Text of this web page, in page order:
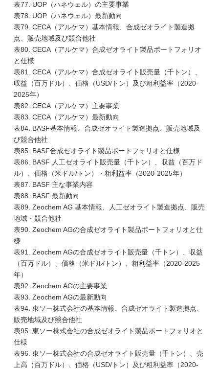
表77. UOP（ハネウェル）の主要事業
表78. UOP（ハネウェル）最新動向
表79. CECA（アルケマ）基本情報、合成ゼオライト製造拠
点、販売地域及び競合他社
表80. CECA（アルケマ）合成ゼオライト製品ポートフォリオ
と仕様
表81. CECA（アルケマ）合成ゼオライト販売量（千トン）、
収益（百万ドル）、価格（USD/トン）及び粗利益率（2020-
2025年）
表82. CECA（アルケマ）主要事業
表83. CECA（アルケマ）最新動向
表84. BASF基本情報、合成ゼオライト製造拠点、販売地域及
び競合他社
表85. BASF合成ゼオライト製品ポートフォリオと仕様
表86. BASF 人工ゼオライト販売量（千トン）、収益（百万ド
ル）、価格（米ドル/トン）・粗利益率（2020-2025年）
表87. BASF 主な事業内容
表88. BASF 最新動向
表89. Zeochem AG 基本情報、人工ゼオライト製造拠点、販売
地域・競合他社
表90. Zeochem AGの合成ゼオライト製品ポートフォリオと仕
様
表91. Zeochem AGの合成ゼオライト販売量（千トン）、収益
（百万ドル）、価格（米ドル/トン）、粗利益率（2020-2025
年）
表92. Zeochem AGの主要事業
表93. Zeochem AGの最新動向
表94. 東ソー株式会社の基本情報、合成ゼオライト製造拠点、
販売地域及び競合他社
表95. 東ソー株式会社の合成ゼオライト製品ポートフォリオと
仕様
表96. 東ソー株式会社の合成ゼオライト販売量（千トン）、売
上高（百万ドル）、価格（USD/トン）及び粗利益率（2020-